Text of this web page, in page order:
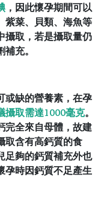
，因此懷孕期間可以
紫菜、貝類、海魚等
攝取，若是攝取量仍
充。
或缺的營養素，在孕
攝取需達1000毫克。
完全來自母體，故建
取含有高鈣質的食
足夠的鈣質補充外也
孕時因鈣質不足產生